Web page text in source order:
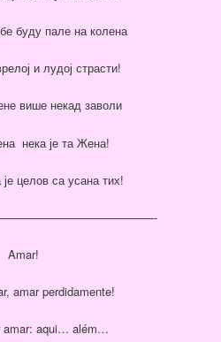
буду пале на колена
и лудој страсти!
више некад заволи
нека је та Жена!
целов са усана тих!
Amar!
amar perdidamente!
amar: aqui… além…